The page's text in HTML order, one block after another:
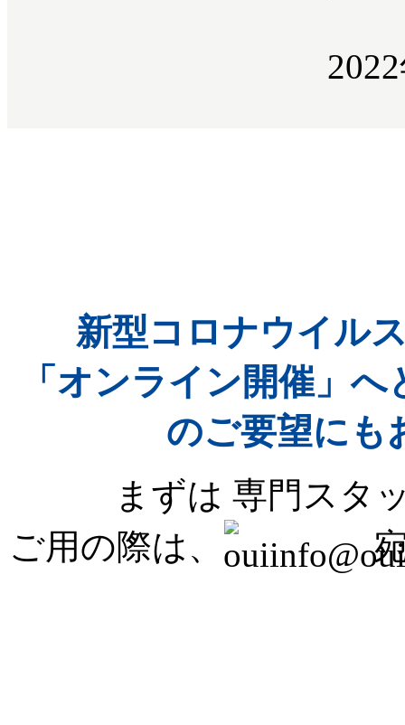
新型コロナウイル
「オンライン開催」
のご要望にも
まずは 専門スタ
ご用の際は、